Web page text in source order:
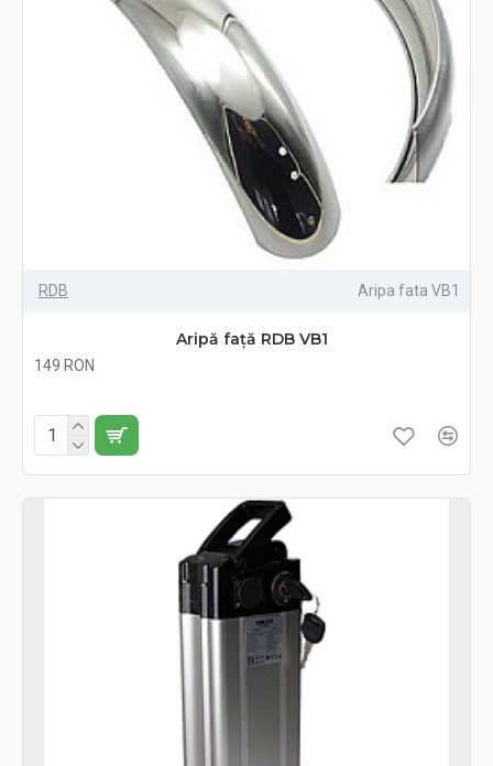
RDB Aripa fata VB1
Aripă față RDB VB1
149 RON